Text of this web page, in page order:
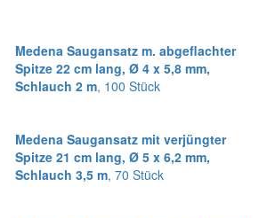
Medena Saugansatz m. abgeflachter
Spitze 22 cm lang, Ø 4 x 5,8 mm,
Schlauch 2 m, 100 Stück
Medena Saugansatz mit verjüngter
Spitze 21 cm lang, Ø 5 x 6,2 mm,
Schlauch 3,5 m, 70 Stück